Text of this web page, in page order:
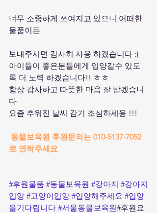
너무 소중하게 쓰여지고 있으니 어떠한
물품이든
보내주시면 감사히 사용 하겠습니다 :)
아이들이 좋은분들에게 입양갈수 있도
록 더 노력 하겠습니다!! ㅎㅎ
항상 감사하고 따뜻한 마음 잘 받겠습니
다
요즘 추워진 날씨 감기 조심하세용 !!!
동물보육원 후원문의는 010-5137-7052
로 연락주세요
#후원물품 #동물보육원 #강아지 #강아지
입양 #고양이입양 #입양해주세요 #입양
을기다립니다 #서울동물보육원#후원요